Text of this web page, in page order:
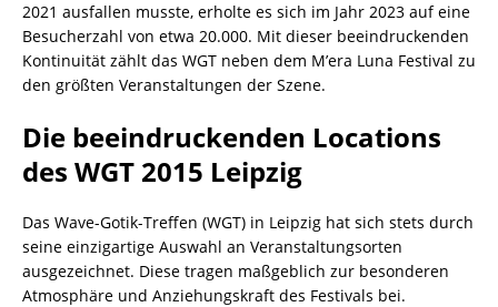
2021 ausfallen musste, erholte es sich im Jahr 2023 auf eine
Besucherzahl von etwa 20.000. Mit dieser beeindruckenden
Kontinuität zählt das WGT neben dem M’era Luna Festival zu
den größten Veranstaltungen der Szene.
Die beeindruckenden Locations
des WGT 2015 Leipzig
Das Wave-Gotik-Treffen (WGT) in Leipzig hat sich stets durch
seine einzigartige Auswahl an Veranstaltungsorten
ausgezeichnet. Diese tragen maßgeblich zur besonderen
Atmosphäre und Anziehungskraft des Festivals bei.